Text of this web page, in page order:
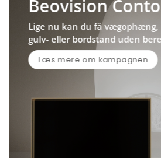
Beovision
Lige nu kan du få vægophæng,
gulv- eller bordstand uden
Læs mere om kampagnen